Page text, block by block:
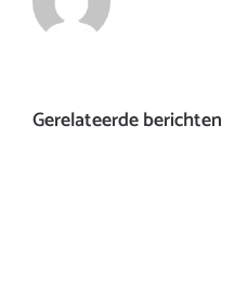
Gerelateerde berichten